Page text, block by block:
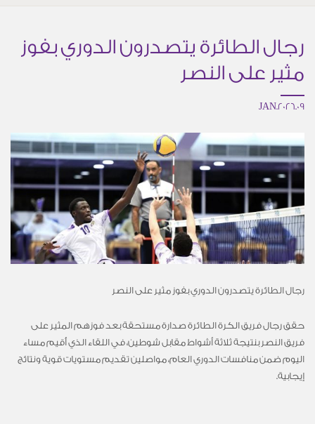
رجال الطائرة يتصدرون الدوري بفوز
مثير على النصر
09.JAN.2026
رجال الطائرة يتصدرون الدوري بفوز مثير على النصر
حقق رجال فريق الكرة الطائرة صدارة مستحقة بعد فوزهم المثير على
فريق النصر بنتيجة ثلاثة أشواط مقابل شوطين، في اللقاء الذي أُقيم مساء
اليوم ضمن منافسات الدوري العام، مواصلين تقديم مستويات قوية ونتائج
إيجابية.